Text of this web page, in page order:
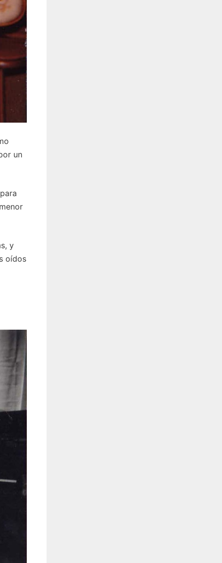
un
y
oídos